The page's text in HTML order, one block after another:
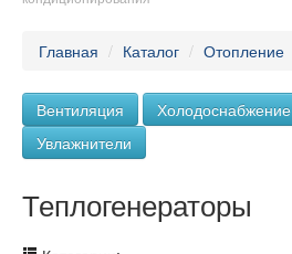
Главная / Каталог / Отопление
Вентиляция Холодоснабжение
Увлажнители
Теплогенераторы